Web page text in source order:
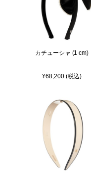
カチューシャ (1 cm)
¥68,200 (税込)